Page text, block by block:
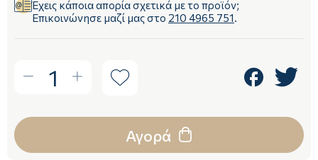
Έχεις κάποια απορία σχετικά με το προϊόν;
Επικοινώνησε μαζί μας στο 210 4965 751.
1
Αγορά